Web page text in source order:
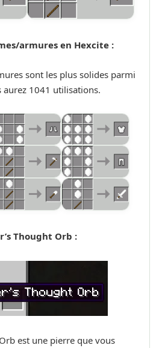
armures en Hexcite :
sont les plus solides parmi
aurez 1041 utilisations.
Thought Orb :
est une pierre que vous